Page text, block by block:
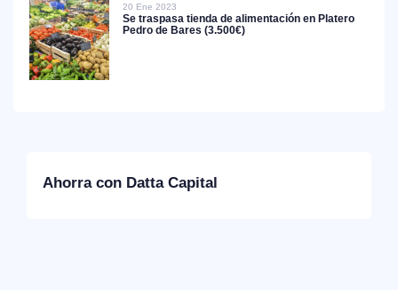
20 Ene 2023
Se traspasa tienda de alimentación en Platero
Pedro de Bares (3.500€)
Ahorra con Datta Capital